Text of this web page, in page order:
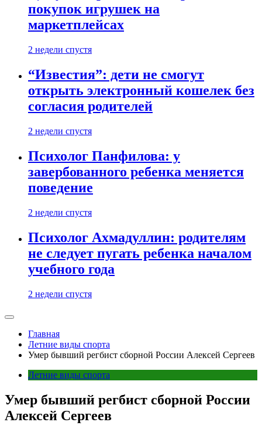
покупок игрушек на
маркетплейсах
2 недели спустя
“Известия”: дети не смогут
открыть электронный кошелек без
согласия родителей
2 недели спустя
Психолог Панфилова: у
завербованного ребенка меняется
поведение
2 недели спустя
Психолог Ахмадуллин: родителям
не следует пугать ребенка началом
учебного года
2 недели спустя
Главная
Летние виды спорта
Умер бывший регбист сборной России Алексей Сергеев
Летние виды спорта
Умер бывший регбист сборной России
Алексей Сергеев